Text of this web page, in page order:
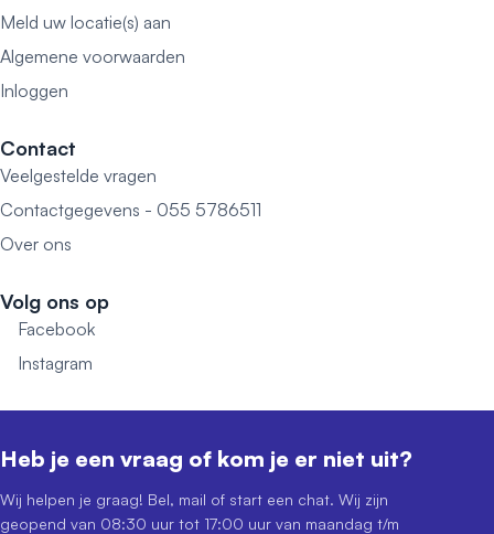
Meld uw locatie(s) aan
Algemene voorwaarden
Inloggen
Contact
Veelgestelde vragen
Contactgegevens - 055 5786511
Over ons
Volg ons op
Facebook
Instagram
Heb je een vraag of kom je er niet uit?
Wij helpen je graag! Bel, mail of start een chat. Wij zijn
geopend van 08:30 uur tot 17:00 uur van maandag t/m